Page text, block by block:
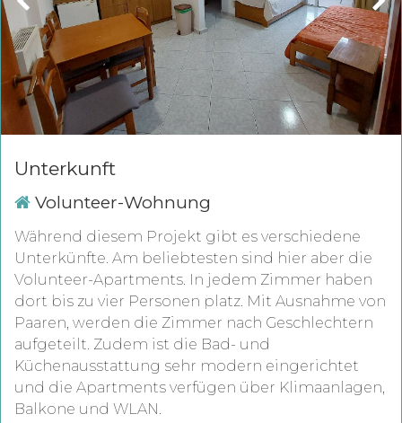
Unterkunft
Volunteer-Wohnung
Während diesem Projekt gibt es verschiedene
Unterkünfte. Am beliebtesten sind hier aber die
Volunteer-Apartments. In jedem Zimmer haben
dort bis zu vier Personen platz. Mit Ausnahme von
Paaren, werden die Zimmer nach Geschlechtern
aufgeteilt. Zudem ist die Bad- und
Küchenausstattung sehr modern eingerichtet
und die Apartments verfügen über Klimaanlagen,
Balkone und WLAN.